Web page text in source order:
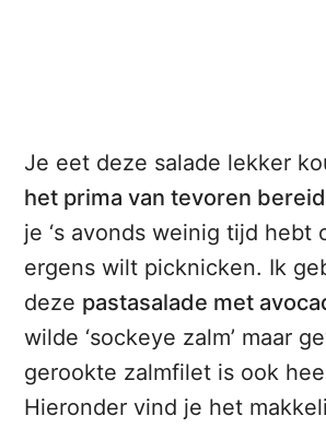
Je eet deze salade lekker
het prima van tevoren
je ‘s avonds weinig tijd hebt
ergens wilt picknicken. Ik
deze pastasalade met
wilde ‘sockeye zalm’ maar
gerookte zalmfilet is ook
Hieronder vind je het